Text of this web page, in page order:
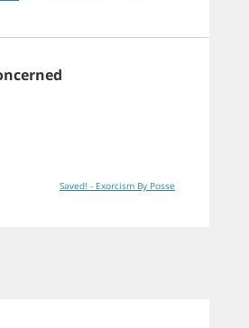
Saved! - Exorcism By Posse